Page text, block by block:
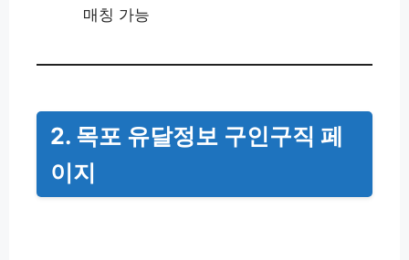
매칭 가능
2. 목포 유달정보 구인구직 페
이지